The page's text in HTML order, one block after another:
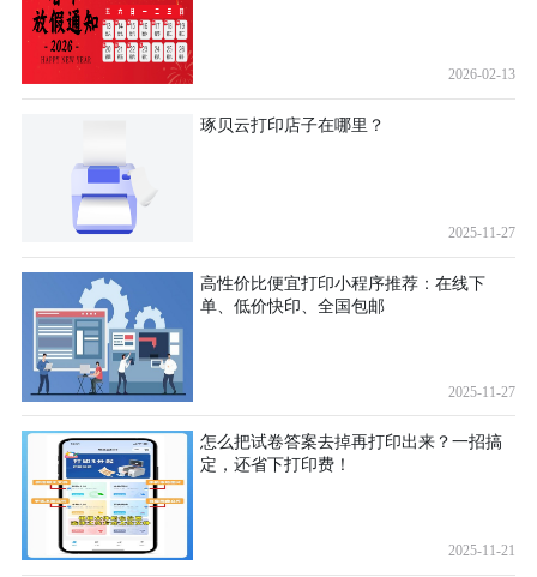
2026-02-13
琢贝云打印店子在哪里？
2025-11-27
高性价比便宜打印小程序推荐：在线下
单、低价快印、全国包邮
2025-11-27
怎么把试卷答案去掉再打印出来？一招搞
定，还省下打印费！
2025-11-21